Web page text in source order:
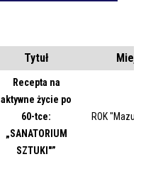
Tytuł
Recepta na
aktywne życie po
60-tce:
„SANATORIUM
SZTUKI"”
ROK